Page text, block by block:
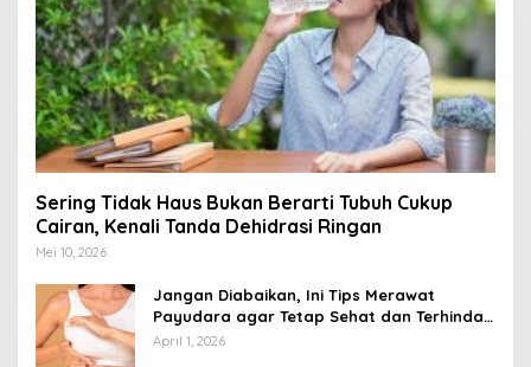
Sering Tidak Haus Bukan Berarti Tubuh Cukup
Cairan, Kenali Tanda Dehidrasi Ringan
Mei 10, 2026
Jangan Diabaikan, Ini Tips Merawat
Payudara agar Tetap Sehat dan Terhindar
dari Risiko Penyakit
April 1, 2026